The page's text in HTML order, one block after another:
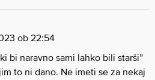
ob 22:54
bi naravno sami lahko bili starši”
to ni dano. Ne imeti se za nekaj